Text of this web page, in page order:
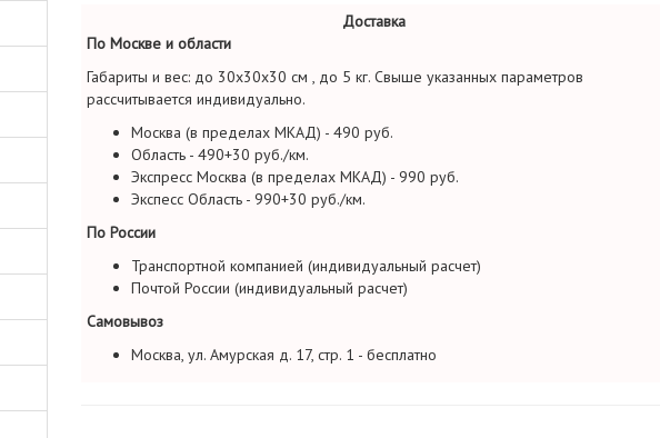
Доставка
По Москве и области
Габариты и вес: до 30х30х30 см , до 5 кг. Свыше указанных параметров
рассчитывается индивидуально.
Москва (в пределах МКАД) - 490 руб.
Область - 490+30 руб./км.
Экспресс Москва (в пределах МКАД) - 990 руб.
Экспесс Область - 990+30 руб./км.
По России
Транспортной компанией (индивидуальный расчет)
Почтой России (индивидуальный расчет)
Самовывоз
Москва, ул. Амурская д. 17, стр. 1 - бесплатно